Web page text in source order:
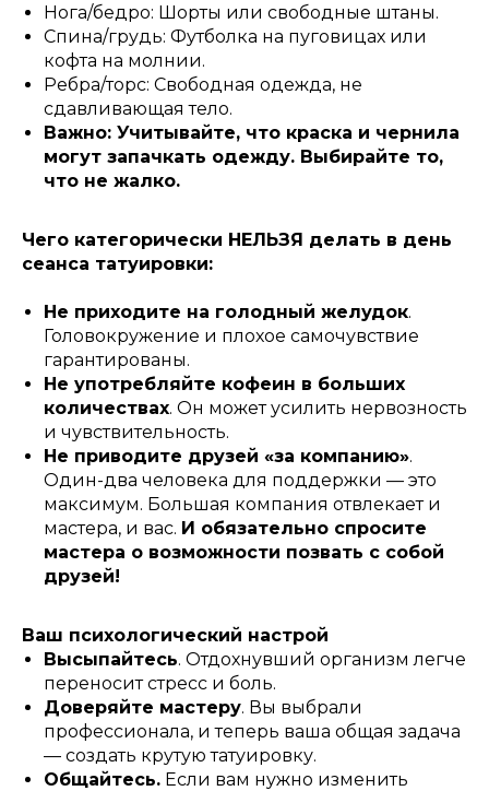
Нога/бедро: Шорты или свободные штаны.
Спина/грудь: Футболка на пуговицах или
кофта на молнии.
Ребра/торс: Свободная одежда, не
сдавливающая тело.
Важно: Учитывайте, что краска и чернила
могут запачкать одежду. Выбирайте то,
что не жалко.
Чего категорически НЕЛЬЗЯ делать в день
сеанса татуировки:
Не приходите на голодный желудок.
Головокружение и плохое самочувствие
гарантированы.
Не употребляйте кофеин в больших
количествах. Он может усилить нервозность
и чувствительность.
Не приводите друзей «за компанию».
Один-два человека для поддержки — это
максимум. Большая компания отвлекает и
мастера, и вас. И обязательно спросите
мастера о возможности позвать с собой
друзей!
Ваш психологический настрой
Высыпайтесь. Отдохнувший организм легче
переносит стресс и боль.
Доверяйте мастеру. Вы выбрали
профессионала, и теперь ваша общая задача
— создать крутую татуировку.
Общайтесь. Если вам нужно изменить